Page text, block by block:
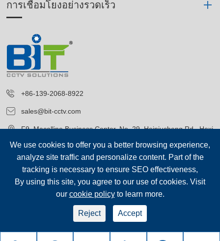
การเชื่อมโยงอย่างรวดเร็ว
+86-139-2068-8922
sales@bit-cctv.com
F9, Macalline Business Center, No. 29, Heiniucheng Rd., Hexi
District, Tianjin, China
Blue Icon (Tianjin) Technology Co., Ltd.
Sitemap | นโยบายความเป็นส่วนตัว
We use cookies to offer you a better browsing experience,
analyze site traffic and personalize content. Part of the
tracking is necessary to ensure SEO effectiveness,
By using this site, you agree to our use of cookies. Visit
our cookie policyto learn more.
Reject Accept